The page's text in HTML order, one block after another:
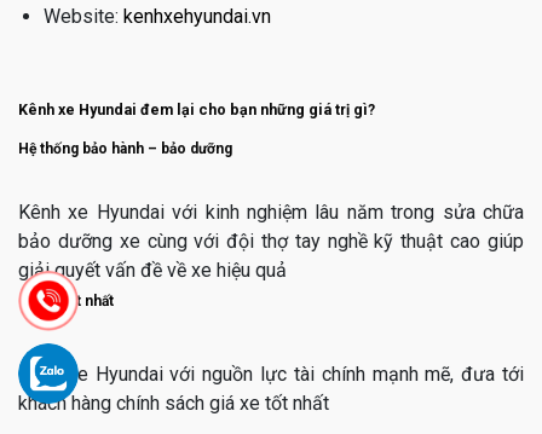
Website: kenhxehyundai.vn
Kênh xe Hyundai đem lại cho bạn những giá trị gì?
Hệ thống bảo hành – bảo dưỡng
Kênh xe Hyundai với kinh nghiệm lâu năm trong sửa chữa
bảo dưỡng xe cùng với đội thợ tay nghề kỹ thuật cao giúp
giải quyết vấn đề về xe hiệu quả
Giá cả tốt nhất
Kênh xe Hyundai với nguồn lực tài chính mạnh mẽ, đưa tới
khách hàng chính sách giá xe tốt nhất